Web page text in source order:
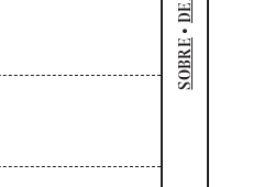
SOBRE
•